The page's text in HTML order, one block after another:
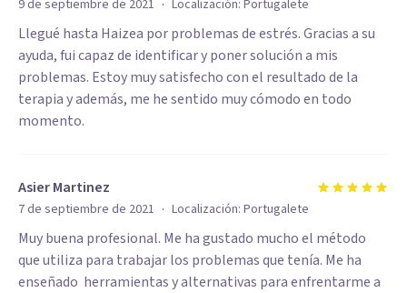
9 de septiembre de 2021 · Localización: Portugalete
Llegué hasta Haizea por problemas de estrés. Gracias a su
ayuda, fui capaz de identificar y poner solución a mis
problemas. Estoy muy satisfecho con el resultado de la
terapia y además, me he sentido muy cómodo en todo
momento.
Asier Martinez
7 de septiembre de 2021 · Localización: Portugalete
Muy buena profesional. Me ha gustado mucho el método
que utiliza para trabajar los problemas que tenía. Me ha
enseñado herramientas y alternativas para enfrentarme a